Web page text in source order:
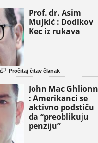
Prof. dr. Asim
Mujkić : Dodikov
Kec iz rukava
 Pročitaj čitav članak
John Mac Ghlionn
: Amerikanci se
aktivno podstiču
da “preoblikuju
penziju”